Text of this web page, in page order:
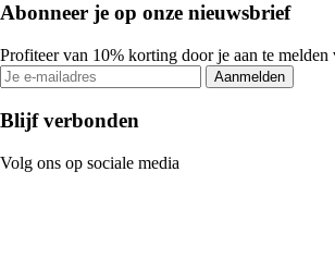
Abonneer je op onze nieuwsbrief
Profiteer van 10% korting door je aan te
Aanmelden
Blijf verbonden
Volg ons op sociale media